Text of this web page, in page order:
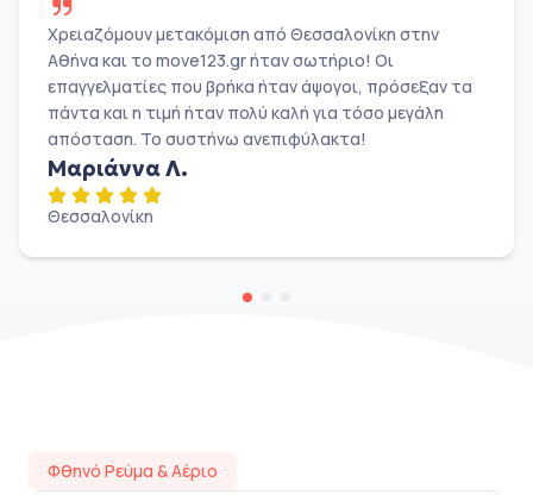
Χρειαζόμουν μετακόμιση από Θεσσαλονίκη στην
Αθήνα και το move123.gr ήταν σωτήριο! Οι
επαγγελματίες που βρήκα ήταν άψογοι, πρόσεξαν τα
πάντα και η τιμή ήταν πολύ καλή για τόσο μεγάλη
απόσταση. Το συστήνω ανεπιφύλακτα!
Μαριάννα Λ.
Θεσσαλονίκη
Φθηνό Ρεύμα & Αέριο